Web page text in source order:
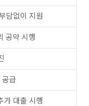
담없이 지원
공약 시행
급
가 대출 시행